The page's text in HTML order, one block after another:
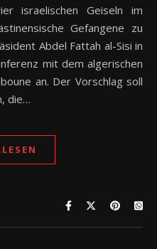
israelischen Geiseln im
Gefangene zu
Abdel Fattah al-Sisi in
mit dem algerischen
an. Der Vorschlag soll
die…